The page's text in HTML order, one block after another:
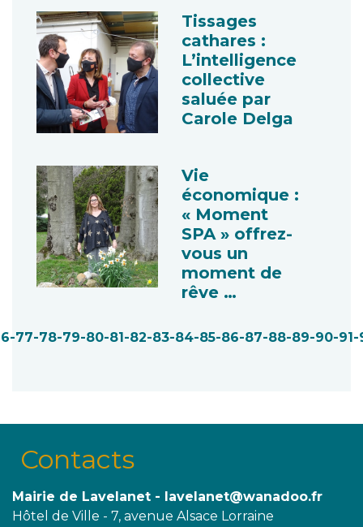
Tissages
cathares :
L’intelligence
collective
saluée par
Carole Delga
Vie
économique :
« Moment
SPA » offrez-
vous un
moment de
rêve …
-77-78-79-80-81-82-83-84-85-86-87-88-89-90-91-
Contacts
Mairie de Lavelanet - lavelanet@wanadoo.fr
Hôtel de Ville - 7, avenue Alsace Lorraine